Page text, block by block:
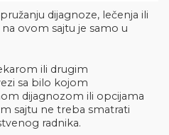
dijagnoze, lečenja ili
na ovom sajtu je samo u
ili drugim
sa bilo kojom
dijagnozom ili opcijama
sajtu ne treba smatrati
radnika.